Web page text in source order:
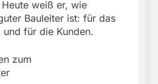
weiß er, wie
Bauleiter ist: für das
und für die Kunden.
zum